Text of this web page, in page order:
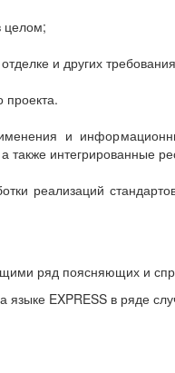
целом;
и других
проекта.
и
также интегрированные
реализаций
ряд поясняющих и
языке EXPRESS в